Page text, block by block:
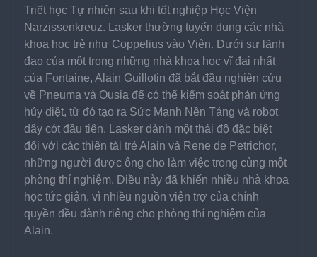
Triết học Tự nhiên sau khi tốt nghiệp Học Viện
Narzissenkreuz. Lasker thường tuyển dụng các nhà
khoa học trẻ như Coppelius vào Viện. Dưới sự lãnh
đạo của một trong những nhà khoa học vĩ đại nhất
của Fontaine, Alain Guillotin đã bắt đầu nghiên cứu
về Pneuma và Ousia để có thể kiểm soát phản ứng
hủy diệt, từ đó tạo ra Sức Mạnh Nền Tảng và robot
dây cót đầu tiên. Lasker dành một thái độ đặc biệt
đối với các thiên tài trẻ Alain và Rene de Petrichor,
những người được ông cho làm việc trong cùng một
phòng thí nghiệm. Điều này đã khiến nhiều nhà khoa
học tức giận, vì nhiều nguồn viện trợ của chính
quyền đều dành riêng cho phòng thí nghiệm của
Alain.